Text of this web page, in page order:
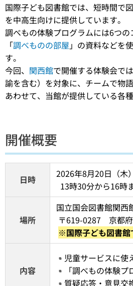
国際子ども図書館では、短時間で
を中高生向けに提供しています。
調べもの体験プログラムには6つ
「調べものの部屋 」の資料などを
す。
今回、 関西館で開催する体験会で
諭を含む）を対象に、チームで物
あわせて、当館が提供している各
開催概要
日時
2026年8月20日（木）
13時30分から16時
場所
国立国会図書館関西
〒619-0287　京都
※国際子ども図書館
内容
児童サービスに使
「調べもの体験
質疑応答・意見交